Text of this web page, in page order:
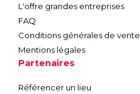
L'offre grandes entreprises
FAQ
Conditions générales de vente
Mentions légales
Partenaires
Référencer un lieu